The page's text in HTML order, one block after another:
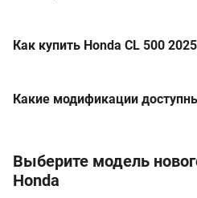
Как купить Honda CL 500
Какие модификации
МТ (47 л.с.)
от 340 000 грн
Выберите модель
Honda